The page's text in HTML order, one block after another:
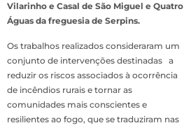
Vilarinho e Casal de São Miguel e Quatro
Águas da freguesia de Serpins.
Os trabalhos realizados consideraram um
conjunto de intervenções destinadas a
reduzir os riscos associados à ocorrência
de incêndios rurais e tornar as
comunidades mais conscientes e
resilientes ao fogo, que se traduziram nas